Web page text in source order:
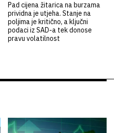
Pad cijena žitarica na burzama
prividna je utjeha. Stanje na
poljima je kritično, a ključni
podaci iz SAD-a tek donose
pravu volatilnost